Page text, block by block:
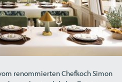
renommierten Chefkoch Simon